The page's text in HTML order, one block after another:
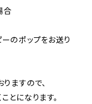
合
のポップをお送り
ますので、
とになります。